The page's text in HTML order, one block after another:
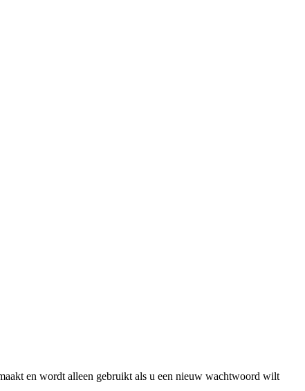
en wordt alleen gebruikt als u een nieuw wachtwoord wilt